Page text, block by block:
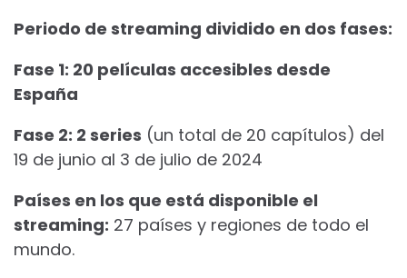
Periodo de streaming dividido en dos fases:
Fase 1: 20 películas accesibles desde
España
Fase 2: 2 series (un total de 20 capítulos) del
19 de junio al 3 de julio de 2024
Países en los que está disponible el
streaming: 27 países y regiones de todo el
mundo.